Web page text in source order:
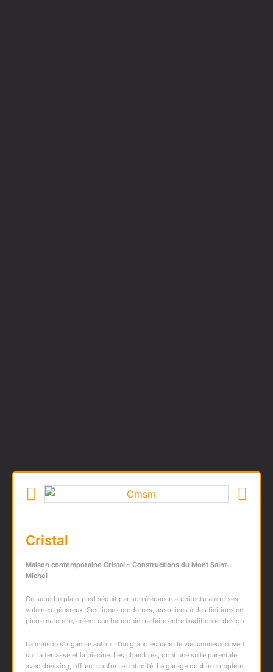
Cristal
Maison contemporaine Cristal – Constructions du Mont Saint-
Michel
Ce superbe plain-pied séduit par son élégance architecturale et ses
volumes généreux. Ses lignes modernes, associées à des finitions en
pierre naturelle, créent une harmonie parfaite entre tradition et design.
La maison s’organise autour d’un grand espace de vie lumineux ouvert
sur la terrasse et la piscine. Les chambres, dont une suite parentale
avec dressing, offrent confort et intimité. Le garage double complète